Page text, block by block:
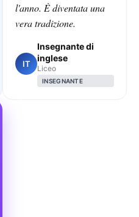
l'anno. È diventata una
vera tradizione.
IT
Insegnante di
inglese
Liceo
INSEGNANTE